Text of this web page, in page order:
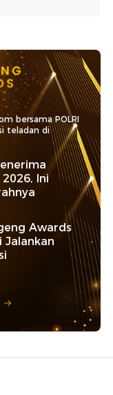
bersama POLRI
teladan di
Ini
Awards
Jalankan